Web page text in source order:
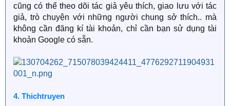
cũng có thể theo dõi tác giả yêu thích, giao lưu với tác
giả, trò chuyện với những người chung sở thích.. mà
không cần đăng kí tài khoản, chỉ cần bạn sử dụng tài
khoản Google có sẵn.
4. Thichtruyen